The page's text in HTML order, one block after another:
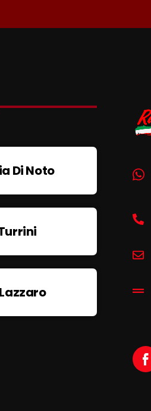
Di Noto